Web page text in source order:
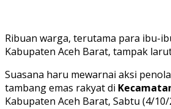
Ribuan warga, terutama para ibu-
Kabupaten Aceh Barat, tampak
Suasana haru mewarnai aksi
tambang emas rakyat di
Kabupaten Aceh Barat, Sabtu (4/10/